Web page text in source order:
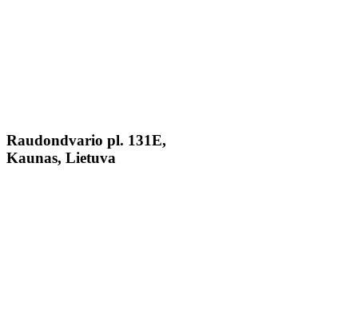
Raudondvario pl. 131E,
Kaunas, Lietuva